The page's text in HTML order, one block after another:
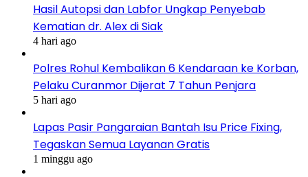
Hasil Autopsi dan Labfor Ungkap Penyebab
Kematian dr. Alex di Siak
4 hari ago
Polres Rohul Kembalikan 6 Kendaraan ke Korban,
Pelaku Curanmor Dijerat 7 Tahun Penjara
5 hari ago
Lapas Pasir Pangaraian Bantah Isu Price Fixing,
Tegaskan Semua Layanan Gratis
1 minggu ago